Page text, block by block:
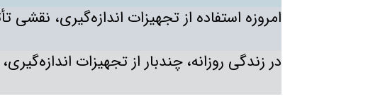
امروزه استفاده از تجهیزات اندازه‌گیری، نقشی
در زندگی روزانه، چندبار از تجهیزات